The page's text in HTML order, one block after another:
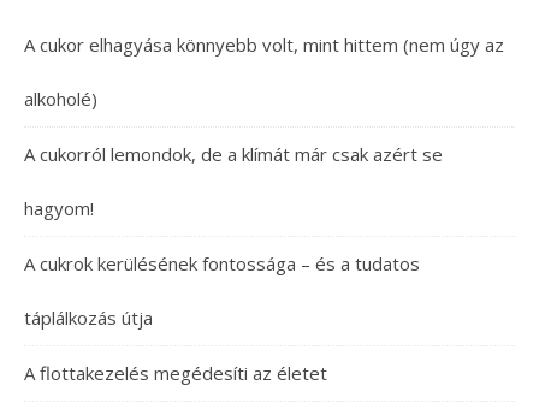
A cukor elhagyása könnyebb volt, mint hittem (nem úgy az
alkoholé)
A cukorról lemondok, de a klímát már csak azért se
hagyom!
A cukrok kerülésének fontossága – és a tudatos
táplálkozás útja
A flottakezelés megédesíti az életet